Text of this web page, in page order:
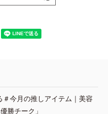
今月の推しアイテム｜美容
勝チーク」